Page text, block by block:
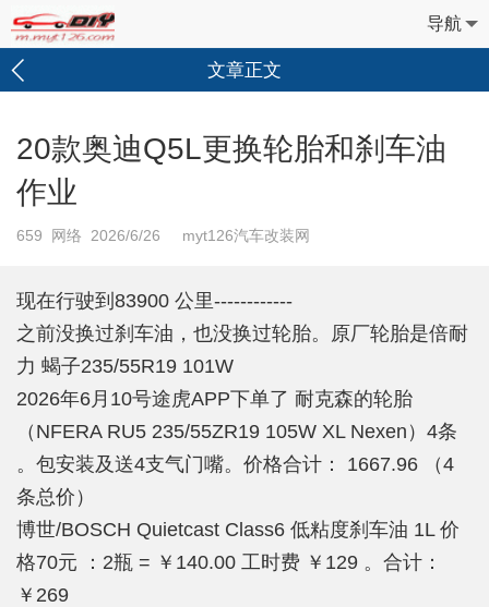
导航
文章正文
20款奥迪Q5L更换轮胎和刹车油
作业
659 网络 2026/6/26 myt126汽车改装网
现在行驶到83900 公里------------
之前没换过刹车油，也没换过轮胎。原厂轮胎是倍耐
力 蝎子235/55R19 101W
2026年6月10号途虎APP下单了 耐克森的轮胎
（NFERA RU5 235/55ZR19 105W XL Nexen）4条
。包安装及送4支气门嘴。价格合计： 1667.96 （4
条总价）
博世/BOSCH Quietcast Class6 低粘度刹车油 1L 价
格70元 ：2瓶 = ￥140.00 工时费 ￥129 。合计：
￥269